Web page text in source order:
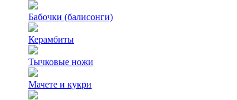
Бабочки (балисонги)
Керамбиты
Тычковые ножи
Мачете и кукри